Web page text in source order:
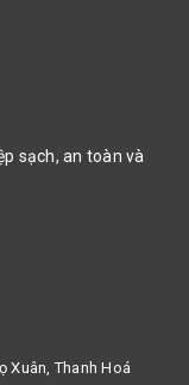
sạch, an toàn và
Xuân, Thanh Hoá